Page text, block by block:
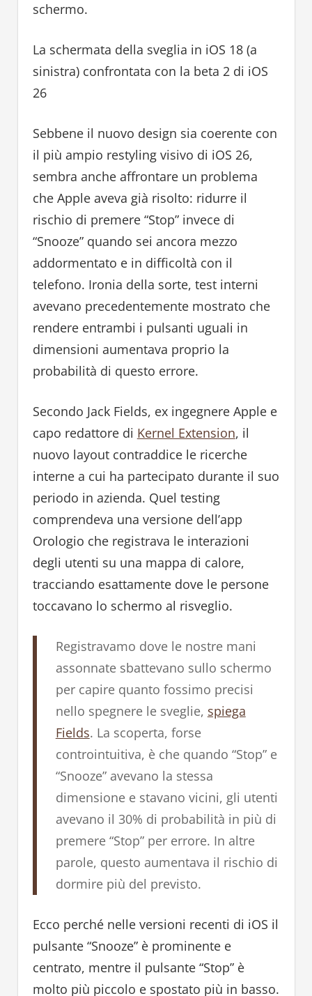
schermo.
La schermata della sveglia in iOS 18 (a
sinistra) confrontata con la beta 2 di iOS
26
Sebbene il nuovo design sia coerente con
il più ampio restyling visivo di iOS 26,
sembra anche affrontare un problema
che Apple aveva già risolto: ridurre il
rischio di premere “Stop” invece di
“Snooze” quando sei ancora mezzo
addormentato e in difficoltà con il
telefono. Ironia della sorte, test interni
avevano precedentemente mostrato che
rendere entrambi i pulsanti uguali in
dimensioni aumentava proprio la
probabilità di questo errore.
Secondo Jack Fields, ex ingegnere Apple e
capo redattore di Kernel Extension, il
nuovo layout contraddice le ricerche
interne a cui ha partecipato durante il suo
periodo in azienda. Quel testing
comprendeva una versione dell’app
Orologio che registrava le interazioni
degli utenti su una mappa di calore,
tracciando esattamente dove le persone
toccavano lo schermo al risveglio.
Registravamo dove le nostre mani
assonnate sbattevano sullo schermo
per capire quanto fossimo precisi
nello spegnere le sveglie, spiega
Fields. La scoperta, forse
controintuitiva, è che quando “Stop” e
“Snooze” avevano la stessa
dimensione e stavano vicini, gli utenti
avevano il 30% di probabilità in più di
premere “Stop” per errore. In altre
parole, questo aumentava il rischio di
dormire più del previsto.
Ecco perché nelle versioni recenti di iOS il
pulsante “Snooze” è prominente e
centrato, mentre il pulsante “Stop” è
molto più piccolo e spostato più in basso.